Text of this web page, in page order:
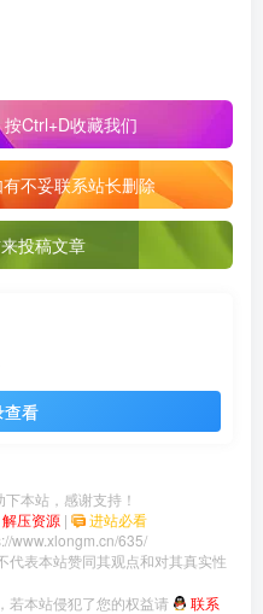
Ctrl+D收藏我们
不妥联系站长删除
投稿文章
查看
下本站，感谢支持！
解压资源 | 进站必看
www.xlongm.cn/635/
代表本站赞同其观点和对其真实性
若本站侵犯了您的权益请
联系